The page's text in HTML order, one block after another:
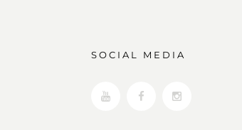
SOCIAL MEDIA